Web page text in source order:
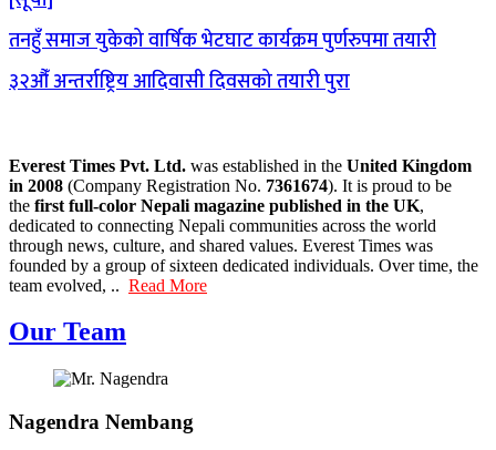
तनहुँ समाज युकेको वार्षिक भेटघाट कार्यक्रम पुर्णरुपमा तयारी
३२औँ अन्तर्राष्ट्रिय आदिवासी दिवसको तयारी पुरा
Everest Times Pvt. Ltd. was established in the United Kingdom
in 2008 (Company Registration No. 7361674). It is proud to be
the first full-color Nepali magazine published in the UK,
dedicated to connecting Nepali communities across the world
through news, culture, and shared values. Everest Times was
founded by a group of sixteen dedicated individuals. Over time, the
team evolved, .. Read More
Our Team
Nagendra Nembang